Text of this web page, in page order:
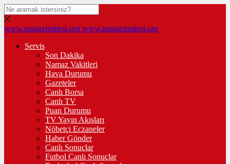
www.magazinsitesi.org www.magazinsitesi.org
Servis
Son Dakika
Namaz Vakitleri
Hava Durumu
Gazeteler
Canlı Borsa
Canlı TV
Puan Durumu
TV Yayın Akışları
Nöbetçi Eczaneler
Haber Gönder
Canlı Sonuçlar
Futbol Canlı Sonuçlar